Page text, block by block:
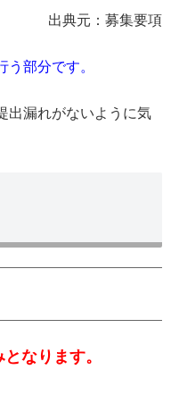
出典元：募集要項
部分です。
出漏れがないように気
なります。